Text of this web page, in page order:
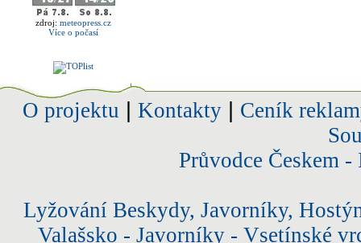
zdroj: meteopress.cz
Více o počasí
O projektu Kontakty| Ceník
Průvodce Českem
Lyžování Beskydy, Javorníky,
Valašsko - Javorníky - Vsetínské